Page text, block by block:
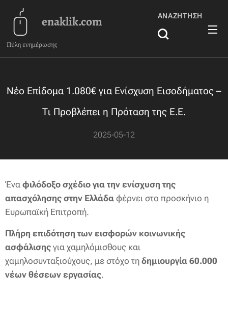
enaklik.com
Πύλη ενημέρωσης
ΑΝΑΖΉΤΗΣΗ
Νέο Επίδομα 1.080€ για Ενίσχυση Εισοδήματος –
Τι Προβλέπει η Πρόταση της Ε.Ε.
2025-05-12
Ένα φιλόδοξο σχέδιο για την ενίσχυση της
απασχόλησης στην Ελλάδα φέρνει στο προσκήνιο η
Ευρωπαϊκή Επιτροπή.
Πλήρη επιδότηση των εισφορών κοινωνικής
ασφάλισης για χαμηλόμισθους και
χαμηλοσυνταξιούχους, με στόχο τη δημιουργία 60.000
νέων θέσεων εργασίας.